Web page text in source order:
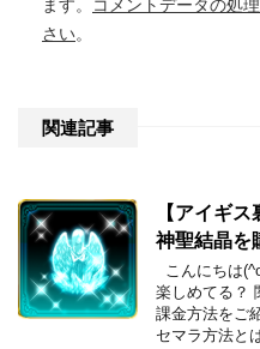
ます。
コメントデータの処
さい。
関連記事
【アイギ
神聖結晶を
こんにちは
楽しめてる？
課金方法をご
セマラ方法と